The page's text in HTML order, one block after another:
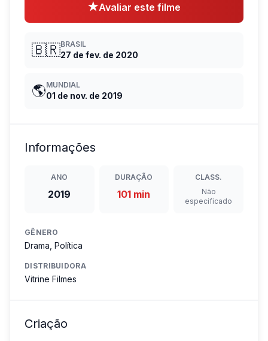
★Avaliar este filme
🇧🇷BRASIL
27 de fev. de 2020
🌎MUNDIAL
01 de nov. de 2019
Informações
ANO
2019
DURAÇÃO
101 min
CLASS.
Não
especificado
GÊNERO
Drama, Política
DISTRIBUIDORA
Vitrine Filmes
Criação